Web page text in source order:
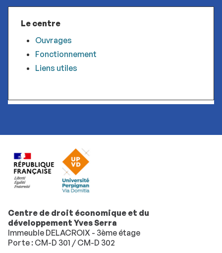
Le centre
Ouvrages
Fonctionnement
Liens utiles
Centre de droit économique et du
développement Yves Serra
Immeuble DELACROIX - 3ème étage
Porte : CM-D 301 / CM-D 302